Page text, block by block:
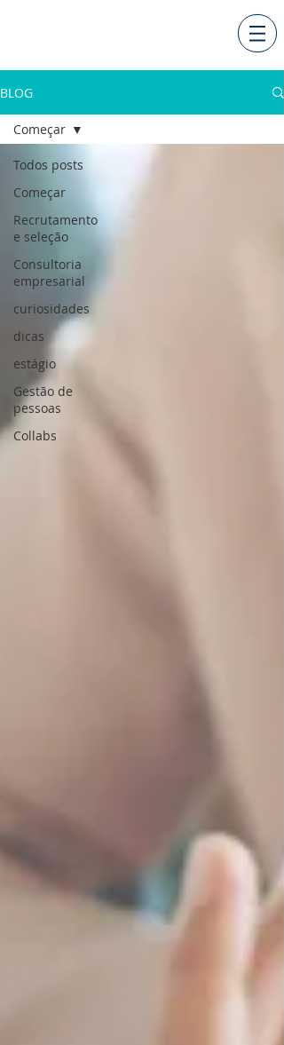
BLOG
Todos posts
Começar
Recrutamento
e seleção
Consultoria
empresarial
curiosidades
dicas
estágio
Gestão de
pessoas
Collabs
Começar